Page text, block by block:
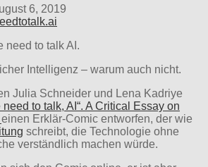
6, 2019
need to talk AI.
Intelligenz – warum auch nicht.
Julia Schneider und Lena Kadriye
need to talk, AI“. A Critical Essay on
einen Erklär-Comic entworfen, der wie
schreibt, die Technologie ohne
verständlich machen würde.